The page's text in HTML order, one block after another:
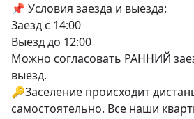
📌 Условия заезда и выезда:
Заезд с 14:00
Выезд до 12:00
Можно согласовать РАННИЙ
выезд.
🔑Заселение происходит
самостоятельно. Все наши